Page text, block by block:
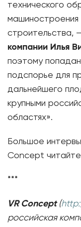
технического
строительства,
компании Илья
поэтому
подспорье для
дальнейшего
крупными
областях».
Большое
Concept читайте
***
VR Concept(
российская